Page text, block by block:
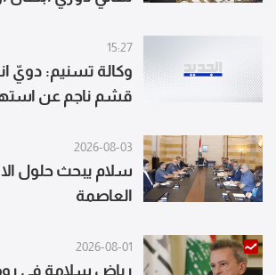
15:27
وكالة تسنيم: دويّ
قشم ناجم عن
2026-08-03
سلام يبحث حلول
العاصمة
2026-08-01
رياض سلامة في